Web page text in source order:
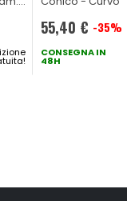
Prezzo
speciale
55,40 € -35%
CONSEGNA IN
48H